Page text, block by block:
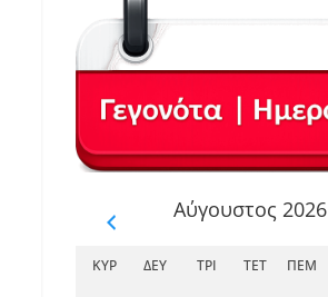
Αύγουστος 2026
ΚΥΡ ΔΕΥ ΤΡΊ ΤΕΤ ΠΈΜ